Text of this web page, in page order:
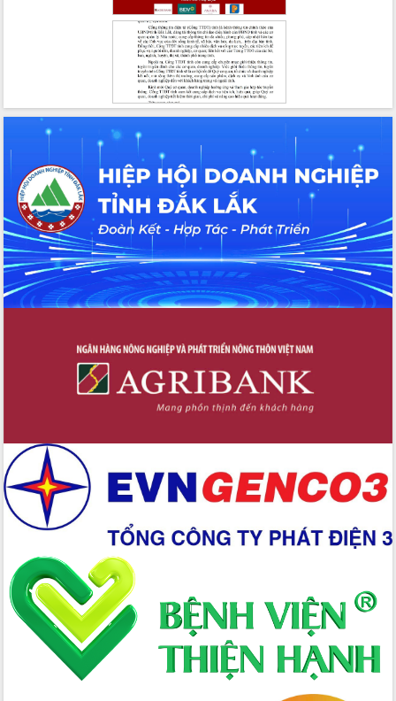
Chủ tịch UBND tỉnh Tạ Anh Tuấn thăm,
chúc mừng các bệnh viện nhân Ngày
Rộn ràng lễ hội truyền thống Sông
nước Đà Nông lần thứ I năm 2026
Kỳ họp Chuyên đề lần thứ Năm, HĐND
tỉnh Đắk Lắk thông qua các nghị quyết
quan trọng
Thống nhất danh sách giới thiệu ứng
cử đại biểu Quốc hội khoá XVI và đại
biểu HĐND tỉnh Đắk Lắk, nhiệm kỳ
2026-2031
Phát động hai phong trào thi đua quan
trọng trong kỷ nguyên mới
Hội nghị lần thứ tư Ban Chỉ đạo công
Hội nghị Báo cáo viên Trung ương
tháng 01/2026
Phó Thủ tướng Hồ Quốc Dũng đánh giá
cao kết quả Chiến dịch Quang Trung
Đắk Lắk lần thứ 2 (mở rộng)
Tập trung giải phóng mặt bằng, đẩy
nhanh tiến độ Tuyến đường bộ ven
biển
Gỡ khó, khởi công xây dựng, sửa chữa
toàn bộ nhà ở cho hộ dân đúng tiến độ
đề ra
UBND tỉnh Đắk Lắk tổng kết công tác
quốc phòng, quân sự địa phương năm
2025
Tập trung triển khai quyết liệt, đồng bộ
các giải pháp nhằm thực hiện hiệu quả